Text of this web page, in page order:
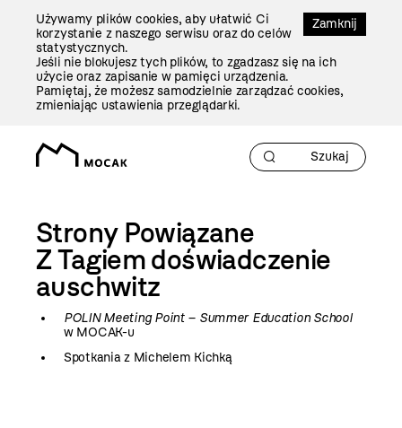
Zamknij
Używamy plików cookies, aby ułatwić Ci
korzystanie z naszego serwisu oraz do celów
statystycznych.
Jeśli nie blokujesz tych plików, to zgadzasz się na ich
użycie oraz zapisanie w pamięci urządzenia.
Pamiętaj, że możesz samodzielnie zarządzać cookies,
zmieniając ustawienia przeglądarki.
Strony Powiązane
Z Tagiemdoświadczenie
auschwitz
POLIN Meeting Point – Summer Education School
w MOCAK-u
Spotkania z Michelem Kichką